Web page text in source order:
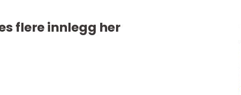
flere innlegg her